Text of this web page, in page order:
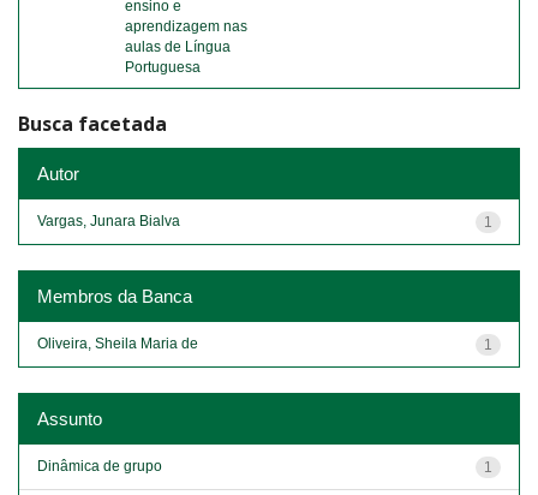
ensino e
aprendizagem nas
aulas de Língua
Portuguesa
Busca facetada
Autor
1
Vargas, Junara Bialva
Membros da Banca
1
Oliveira, Sheila Maria de
Assunto
1
Dinâmica de grupo